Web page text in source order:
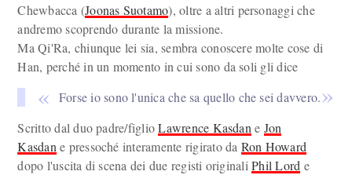
Chewbacca (Joonas Suotamo), oltre a altri personaggi che
andremo scoprendo durante la missione.
Ma Qi'Ra, chiunque lei sia, sembra conoscere molte cose di
Han, perché in un momento in cui sono da soli gli dice
Forse io sono l'unica che sa quello che sei davvero.
Scritto dal duo padre/figlioLawrence Kasdan e Jon
Kasdan e pressoché interamente rigirato da Ron Howard
dopo l'uscita di scena dei due registi originaliPhil Lord e